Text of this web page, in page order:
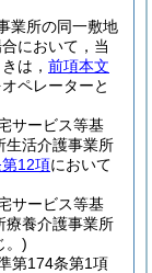
業所の同一敷地
において，当
は， 前項本文
ペレーターと
サービス等基
生活介護事業所
12項において
サービス等基
療養介護事業所
。)
第174条第1項